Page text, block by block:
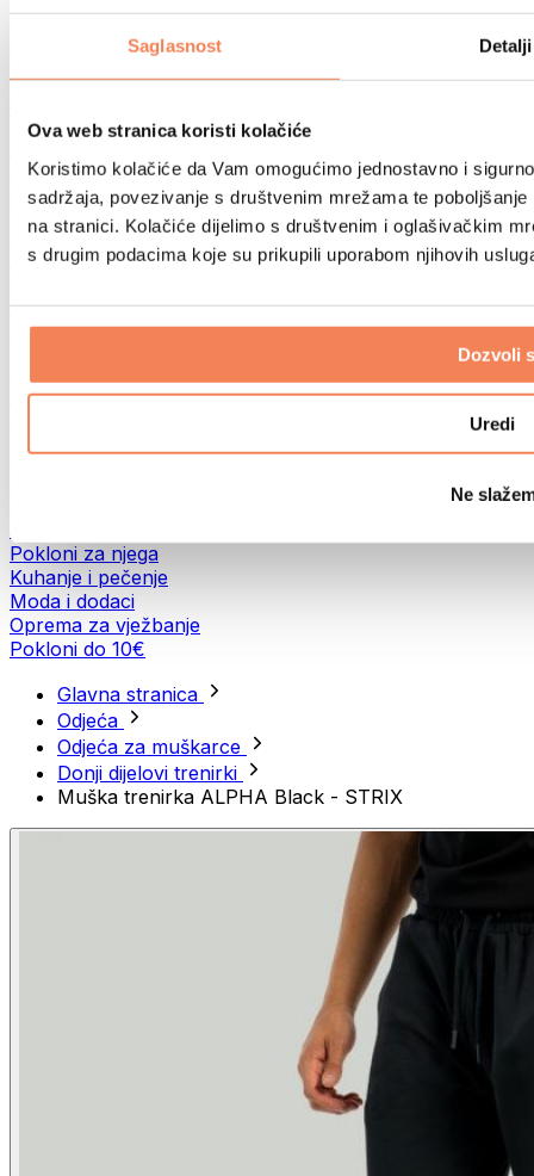
Saglasnost Detalji
Ova web stranica koristi kolačiće
Koristimo kolačiće da Vam omogućimo jednostavno i
sadržaja, povezivanje s društvenim mrežama te
na stranici. Kolačiće dijelimo s društvenim i oglašivačkim
s drugim podacima koje su prikupili uporabom njihovih
Dozvoli
Uredi
Ne
Prirodna kozmetika
Gelovi za tuširanje i sapuni
DNK testovi
Ostali testovi
Top ponude
Bestselleri
Novosti
Akcije
Akcija odjeće za žene
Pokloni
Pokloni za njega
Kuhanje i pečenje
Moda i dodaci
Oprema za vježbanje
Pokloni do 10€
Glavna stranica
Odjeća
Odjeća za muškarce
Donji dijelovi trenirki
Muška trenirka ALPHA Black - STRIX